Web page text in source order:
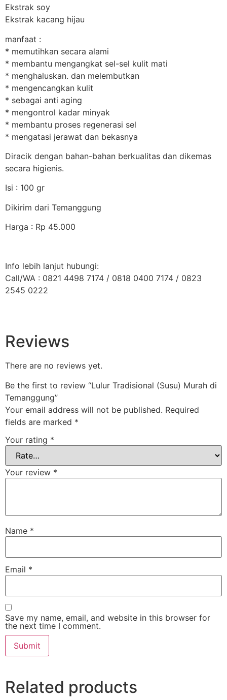
Ekstrak soy
Ekstrak kacang hijau
manfaat :
* memutihkan secara alami
* membantu mengangkat sel-sel kulit mati
* menghaluskan. dan melembutkan
* mengencangkan kulit
* sebagai anti aging
* mengontrol kadar minyak
* membantu proses regenerasi sel
* mengatasi jerawat dan bekasnya
Diracik dengan bahan-bahan berkualitas dan dikemas
secara higienis.
Isi : 100 gr
Dikirim dari Temanggung
Harga : Rp 45.000
Info lebih lanjut hubungi:
Call/WA : 0821 4498 7174 / 0818 0400 7174 / 0823
2545 0222
Reviews
There are no reviews yet.
Be the first to review “Lulur Tradisional (Susu) Murah di
Temanggung”
Your email address will not be published. Required
fields are marked *
Your rating *
Your review *
Name *
Email *
Save my name, email, and website in this browser for
the next time I comment.
Related products